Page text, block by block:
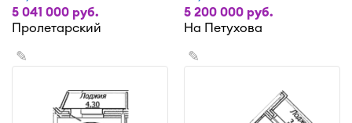
5 041 000 руб.
Пролетарский
5 200 000 руб.
На Петухова
✎ ✎